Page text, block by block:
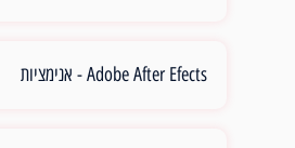
Adobe After Efects - אנימציות